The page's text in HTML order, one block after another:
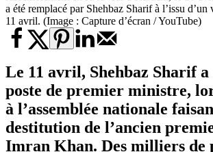
a été remplacé par Shehbaz Sharif à l’issu
11 avril. (Image : Capture d’écran / YouTube)
Le 11 avril, Shehbaz Sharif a
poste de premier ministre,
à l’assemblée nationale
destitution de l’ancien
Imran Khan. Des milliers de